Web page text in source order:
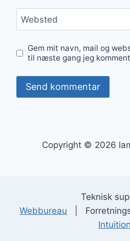
Websted
Gem mit navn, mail og
til næste gang jeg
Copyright © 2026
Teknisk
Webbureau |
Intuition